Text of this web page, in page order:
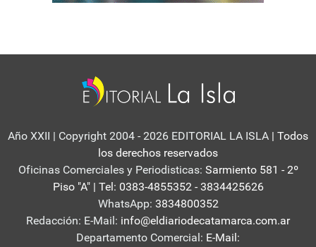
Año XXII | Copyright 2004 - 2026 EDITORIAL LA ISLA | Todos
los derechos reservados
Oficinas Comerciales y Periodisticas: Sarmiento 581 - 2º
Piso "A" | Tel: 0383-4855352 - 3834425626
WhatsApp: 3834800352
Redacción: E-Mail: info@eldiariodecatamarca.com.ar
Departamento Comercial: E-Mail: